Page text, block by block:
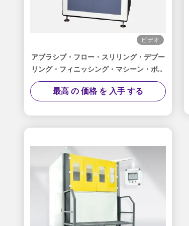
ビデオ
アブラシブ・フロー・スリリング・デブー
リング・フィニッシング・マシーン・ポー
リング
最高 の 価格 を 入手 する